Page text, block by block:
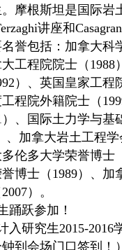
摩根斯坦是国际岩
讲座和
誉包括：加拿大科
大工程院院士（1988
）、英国皇家工程
工程院外籍院士（
）、国际土力学与基
、加拿大岩土工程
伦多大学荣誉博士
博士（1989）、加
）。
踊跃参加！
入研究生2015-2016
到会场门口签到！）